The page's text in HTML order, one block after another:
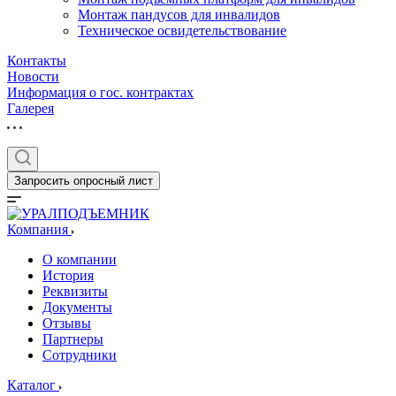
Монтаж пандусов для инвалидов
Техническое освидетельствование
Контакты
Новости
Информация о гос. контрактах
Галерея
Запросить опросный лист
Компания
О компании
История
Реквизиты
Документы
Отзывы
Партнеры
Сотрудники
Каталог